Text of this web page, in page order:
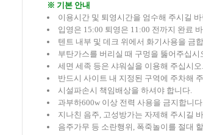
※ 기본 안내
이용시간 및 퇴영시간을 엄수해 주시길
입영은 15:00 퇴영은 11:00 전까지 완료
텐트 내부 및 데크 위에서 화기사용을 금
부탄가스를 버리실 때 구멍을 뚫어주십시
세면 세족 등은 샤워실을 이용해 주십시오.
반드시 사이트 내 지정된 구역에 주차해
시설파손시 책임배상을 하셔야 합니다.
과부하600w 이상 전력 사용을 금지합니
지나친 음주, 고성방가는 자제해 주시길
음주가무 등 소란행위, 폭죽놀이를 절대